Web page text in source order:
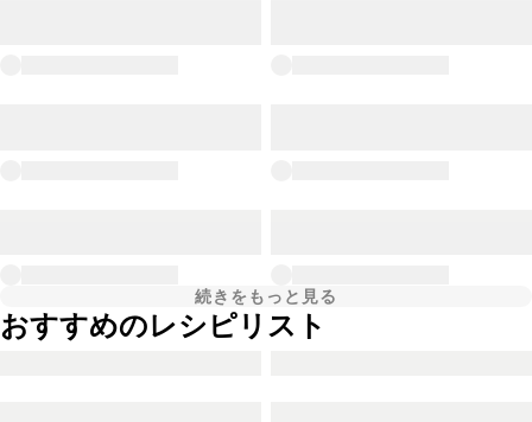
続きをもっと見る
おすすめのレシピリスト